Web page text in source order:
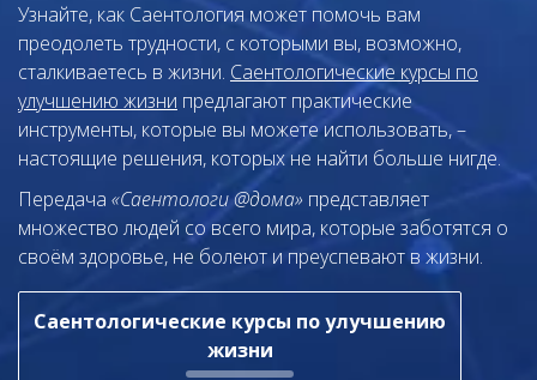
Узнайте, как Саентология может помочь вам
преодолеть трудности, с которыми вы, возможно,
сталкиваетесь в жизни. Саентологические курсы по
улучшению жизни предлагают практические
инструменты, которые вы можете использовать, –
настоящие решения, которых не найти больше нигде.
Передача «Саентологи @дома» представляет
множество людей со всего мира, которые заботятся о
своём здоровье, не болеют и преуспевают в жизни.
Саентологические курсы по улучшению
жизни